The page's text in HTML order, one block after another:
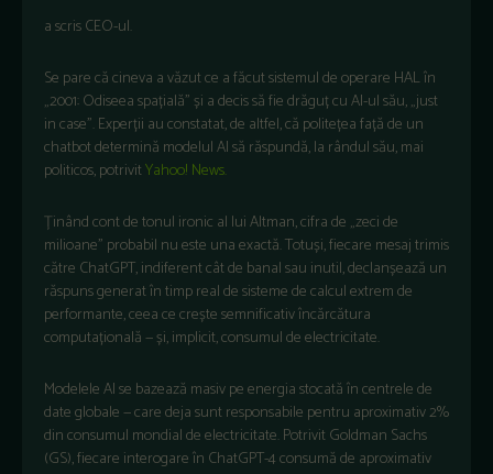
a scris CEO-ul.
Se pare că cineva a văzut ce a făcut sistemul de operare HAL în
„2001: Odiseea spațială” și a decis să fie drăguț cu AI-ul său, „just
in case”. Experții au constatat, de altfel, că politețea față de un
chatbot determină modelul AI să răspundă, la rândul său, mai
politicos, potrivitYahoo! News.
Ținând cont de tonul ironic al lui Altman, cifra de „zeci de
milioane” probabil nu este una exactă. Totuși, fiecare mesaj trimis
către ChatGPT, indiferent cât de banal sau inutil, declanșează un
răspuns generat în timp real de sisteme de calcul extrem de
performante, ceea ce crește semnificativ încărcătura
computațională — și, implicit, consumul de electricitate.
Modelele AI se bazează masiv pe energia stocată în centrele de
date globale — care deja sunt responsabile pentru aproximativ 2%
din consumul mondial de electricitate. Potrivit Goldman Sachs
(GS), fiecare interogare în ChatGPT-4 consumă de aproximativ